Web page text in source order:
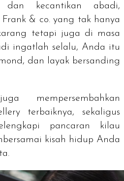
dan kecantikan abadi,
& co. yang tak hanya
tetapi juga di masa
ingatlah selalu, Anda itu
, dan layak bersanding
mempersembahkan
terbaiknya, sekaligus
pancaran kilau
kisah hidup Anda